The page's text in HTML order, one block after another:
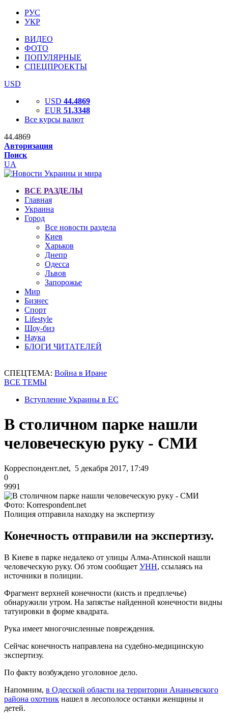
РУС
УКР
ВИДЕО
ФОТО
ПОПУЛЯРНЫЕ
СПЕЦПРОЕКТЫ
USD
USD 44.4869
EUR 51.3348
Все курсы валют
44.4869
Авторизация
Поиск
UA
ВСЕ РАЗДЕЛЫ
Главная
Украина
Город
Все новости раздела
Киев
Харьков
Днепр
Одесса
Львов
Запорожье
Мир
Бизнес
Спорт
Lifestyle
Шоу-биз
Наука
БЛОГИ ЧИТАТЕЛЕЙ
СПЕЦТЕМА: Война в Иране
ВСЕ ТЕМЫ
Вступление Украины в ЕС
В столичном парке нашли
человеческую руку - СМИ
Корреспондент.net, 5 декабря 2017, 17:49
0
9991
Фото: Korrespondent.net
Полиция отправила находку на экспертизу
Конечность отправили на экспертизу.
В Киеве в парке недалеко от улицы Алма-Атинской нашли
человеческую руку. Об этом сообщает УНН, ссылаясь на
источники в полиции.
Фрагмент верхней конечности (кисть и предплечье)
обнаружили утром. На запястье найденной конечности видны
татуировки в форме квадрата.
Рука имеет многочисленные повреждения.
Сейчас конечность направлена на судебно-медицинскую
экспертизу.
По факту возбуждено уголовное дело.
Напомним, в Одесской области на территории Ананьевского
района охотник нашел в лесополосе останки женщины и
детей.